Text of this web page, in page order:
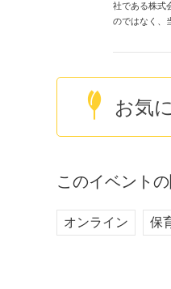
社である株式
のではなく、
お気
このイベント
オンライン 保